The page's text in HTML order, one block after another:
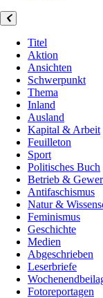
Titel
Aktion
Ansichten
Schwerpunkt
Thema
Inland
Ausland
Kapital & Arbeit
Feuilleton
Sport
Politisches Buch
Betrieb &
Antifaschismus
Natur &
Feminismus
Geschichte
Medien
Abgeschrieben
Leserbriefe
Fotoreportagen